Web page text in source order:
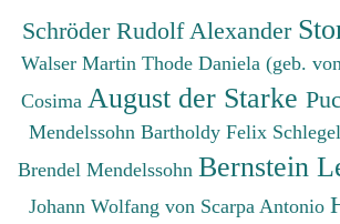
Schröder Rudolf Alexander
Walser Martin Thode Daniela (geb.
Cosima August der Starke
Mendelssohn Bartholdy Felix
Brendel Mendelssohn Bernstein
Johann Wolfang von Scarpa Antonio